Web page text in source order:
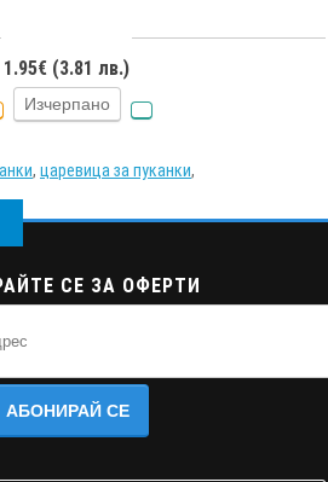
1.95€ (3.81 лв.)
Изчерпано
, царевица за пуканки,
СЕ ЗА ОФЕРТИ
АБОНИРАЙ СЕ